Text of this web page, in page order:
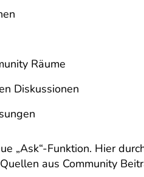
Räume
Diskussionen
„Ask“-Funktion. Hier
aus Community